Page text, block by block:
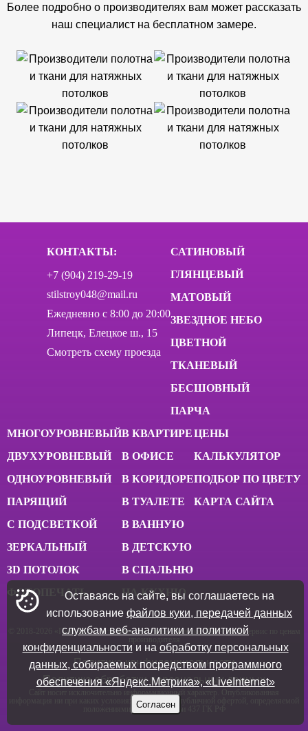
Более подробно о производителях вам может рассказать
наш специалист на бесплатном замере.
КОНТАКТЫ:
+7 (904) 219-29-19
stilstroy048@mail.ru
Ежедневно c 8:00 до 20:00
Липецк, Елецкое ш., 15
Смотреть схему проезда
САТИНОВЫЙ
ГЛЯНЦЕВЫЙ
МАТОВЫЙ
ЗВЕЗДНОЕ НЕБО
ЦВЕТНОЙ
ТКАНЕВЫЙ
БЕСШОВНЫЙ
ПАРЧА
МНОГОУРОВНЕВЫЙ
ДВУХУРОВНЕВЫЙ
ОДНОУРОВНЕВЫЙ
ПАРЯЩИЙ
С ПОДСВЕТКОЙ
ЗЕРКАЛЬНЫЙ
3D ПОТОЛОК
ФОТОПЕЧАТЬ
В КВАРТИРЕ
В ОФИСЕ
В КОРИДОРЕ
В ТУАЛЕТЕ
В ВАННУЮ
В ДЕТСКУЮ
В СПАЛЬНЮ
НА КУХНЮ
ЦЕНЫ
КАЛЬКУЛЯТОР
ПОДБОР ПО ЦВЕТУ
КАРТА САЙТА
«Потолки» - натяжные потолки в Липецке. Качество и сервис по ценам
Политика конфиденциальности
Политика обработки персональных данных
Сайт носит исключительно информационный характер. Опубликованная
информация ни при каких условиях не является публичной офертой, определяемой
положениями пункта 2 статьи 437 ГК РФ
Оставаясь на сайте, вы соглашаетесь на
использованиефайлов куки, передачей данных
службам веб-аналитики и политикой
конфиденциальности и на обработку персональных
данных, собираемых посредством программного
обеспечения «Яндекс.Метрика», «LiveInternet»
Согласен